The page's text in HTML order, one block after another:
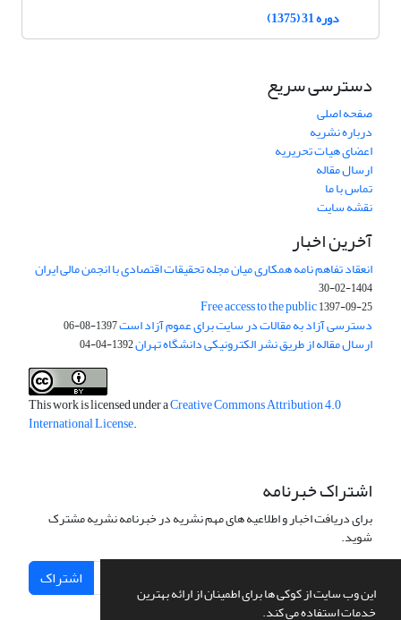
این وب سایت از کوکی ها برای اطمینان از ارائه بهترین
خدمات استفاده می کند.
دوره 31 (1375)
دسترسی سریع
صفحه اصلی
درباره نشریه
اعضای هیات تحریریه
ارسال مقاله
تماس با ما
نقشه سایت
آخرین اخبار
انعقاد تفاهم نامه همکاری میان مجله تحقیقات اقتصادی با انجمن مالی ایران
1404-02-30
Free access to the public1397-09-25
دسترسی آزاد به مقالات در سایت برای عموم آزاد است1397-08-06
ارسال مقاله از طریق نشر الکترونیکی دانشگاه تهران1392-04-04
This work is licensed under aCreative Commons Attribution 4.0
International License.
اشتراک خبرنامه
برای دریافت اخبار و اطلاعیه های مهم نشریه در خبرنامه نشریه مشترک
شوید.
اشتراک